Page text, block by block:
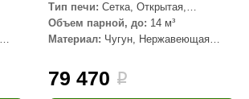
Sentiotec
Тип печи: Сетка, Открытая,
Закрытая, С паровой пушкой
Объем парной, до: 14 м³
Материал: Чугун, Нержавеющая
79 470 i